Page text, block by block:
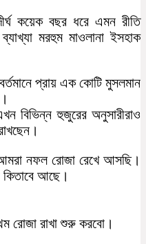
কয়েক বছর ধরে এমন রীতি
মরহুম মাওলানা ইসহাক
বর্তমানে প্রায় এক কোটি মুসলমান
বিভিন্ন হুজুরের অনুসারীরাও
নফল রোজা রেখে আসছি।
কিতাবে আছে।
রোজা রাখা শুরু করবো।